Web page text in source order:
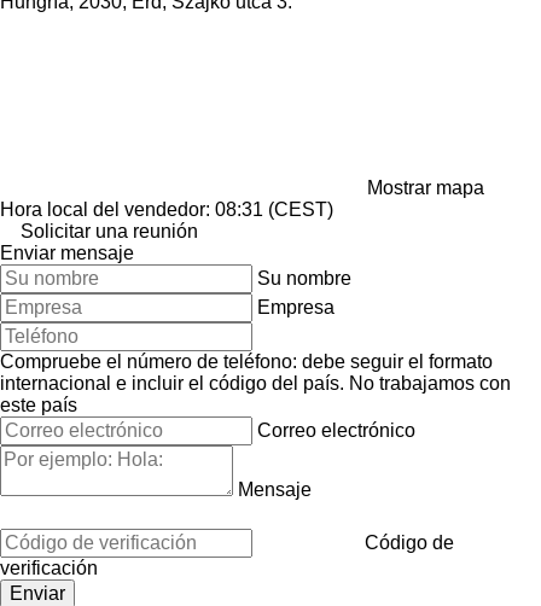
Mostrar mapa
Hora local del vendedor: 08:31 (CEST)
Solicitar una reunión
Enviar mensaje
Su nombre
Empresa
Compruebe el número de teléfono: debe seguir el formato
internacional e incluir el código del país. No trabajamos con
este país
Correo electrónico
Mensaje
Código de
verificación